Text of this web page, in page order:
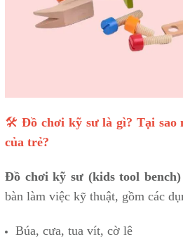
🛠️Đồ chơi kỹ sư là gì? Tại sao
của trẻ?
Đồ chơi kỹ sư (kids tool bench)
bàn làm việc kỹ thuật, gồm các
Búa, cưa, tua vít, cờ lê